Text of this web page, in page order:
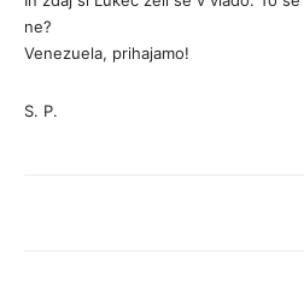
ne?
Venezuela, prihajamo!
S. P.